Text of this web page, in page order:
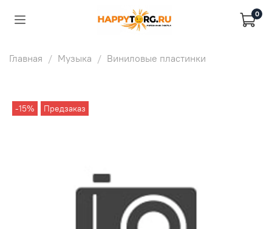
0
Главная Музыка Виниловые пластинки
-15% Предзаказ